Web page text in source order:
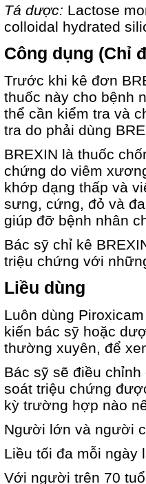
Tá dược: Lactose
colloidal hydrated
Công dụng (Chỉ
Trước khi kê đơn
thuốc này cho bệnh
thể cần kiểm tra và
tra do phải dùng
BREXIN là thuốc
chứng do viêm
khớp dạng thấp và
sưng, cứng, đỏ và
giúp đỡ bệnh nhân
Bác sỹ chỉ kê
triệu chứng với
Liều dùng
Luôn dùng
kiến bác sỹ hoặc
thường xuyên, để
Bác sỹ sẽ điều
soát triệu chứng
kỳ trường hợp nào
Người lớn và người
Liều tối đa mỗi ngày
Với người trên 70